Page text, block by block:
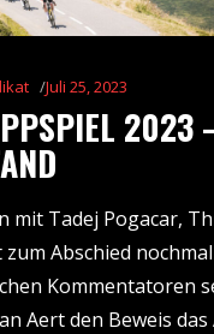
Juli 25, 2023
2023
mit Tadej Pogacar,
Abschied
Kommentatoren
Aert den Beweis das